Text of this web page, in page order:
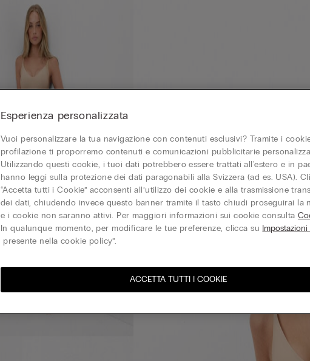
Esperienza personalizzata
Vuoi personalizzare la tua navigazione con contenuti esclusivi? Tramite i
profilazione ti proporremo contenuti e comunicazioni pubblicitarie
Utilizzando questi cookie, i tuoi dati potrebbero essere trattati all'estero e in
hanno leggi sulla protezione dei dati paragonabili alla Svizzera (ad es. USA).
“Accetta tutti i Cookie” acconsenti all’utilizzo dei cookie e alla trasmissione
dei dati, chiudendo invece questo banner tramite il tasto chiudi proseguirai la
e i cookie non saranno attivi. Per maggiori informazioni sui cookie consulta
In qualunque momento, per modificare le tue preferenze, clicca su
presente nella cookie policy”.
ACCETTA TUTTI I COOKIE